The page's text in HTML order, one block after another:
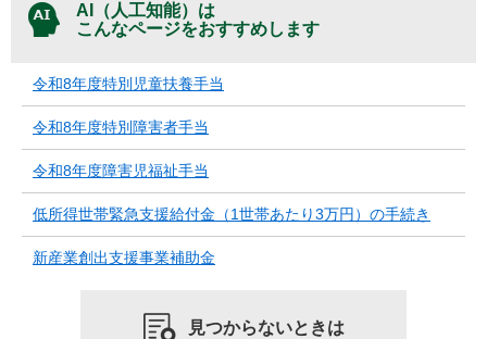
AI（人工知能）は
こんなページをおすすめします
令和8年度特別児童扶養手当
令和8年度特別障害者手当
令和8年度障害児福祉手当
低所得世帯緊急支援給付金（1世帯あたり3万円）の手続き
新産業創出支援事業補助金
見つからないときは